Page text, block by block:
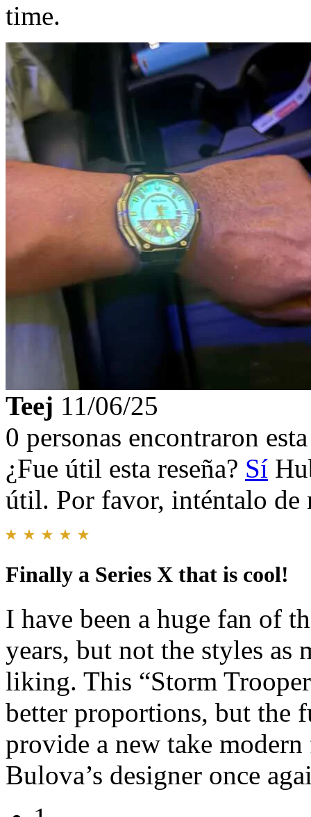
time.
Teej 11/06/25
0 personas encontraron
¿Fue útil esta reseña? Sí
útil. Por favor, inténtalo de
Finally a Series X that is cool!
I have been a huge fan of
years, but not the styles
liking. This “Storm
better proportions, but the
provide a new take
Bulova’s designer once